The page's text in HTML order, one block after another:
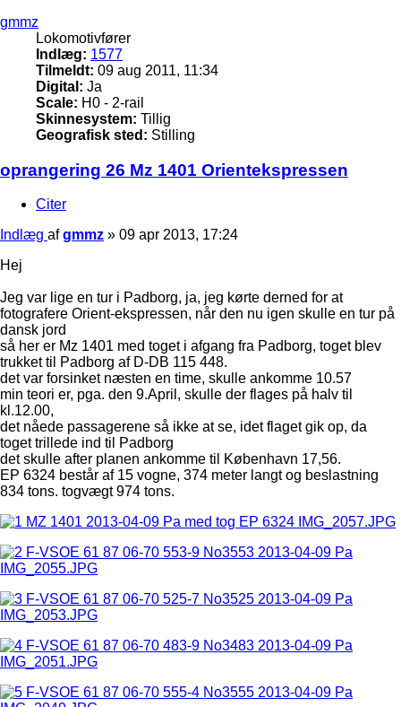
gmmz
Lokomotivfører
Indlæg: 1577
Tilmeldt: 09 aug 2011, 11:34
Digital: Ja
Scale: H0 - 2-rail
Skinnesystem: Tillig
Geografisk sted: Stilling
oprangering 26 Mz 1401 Orientekspressen
Citer
Indlæg afgmmz » 09 apr 2013, 17:24
Hej
Jeg var lige en tur i Padborg, ja, jeg kørte derned for at
fotografere Orient-ekspressen, når den nu igen skulle en tur på
dansk jord
så her er Mz 1401 med toget i afgang fra Padborg, toget blev
trukket til Padborg af D-DB 115 448.
det var forsinket næsten en time, skulle ankomme 10.57
min teori er, pga. den 9.April, skulle der flages på halv til
kl.12.00,
det nåede passagerene så ikke at se, idet flaget gik op, da
toget trillede ind til Padborg
det skulle after planen ankomme til København 17,56.
EP 6324 består af 15 vogne, 374 meter langt og beslastning
834 tons. togvægt 974 tons.